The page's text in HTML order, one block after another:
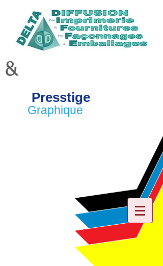
&
Presstige
Graphique